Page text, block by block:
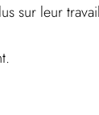
sur leur